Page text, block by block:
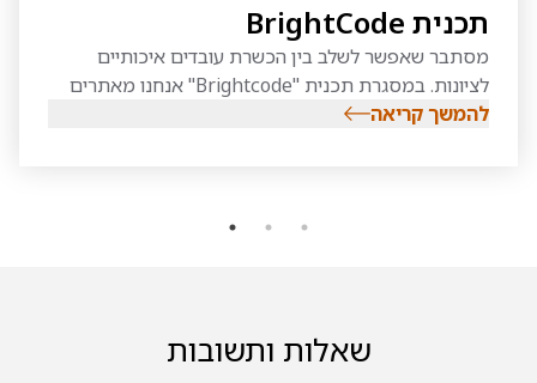
תכנית BrightCode
מסתבר שאפשר לשלב בין הכשרת עובדים איכותיים
לציונות. במסגרת תכנית "Brightcode" אנחנו מאתרים
בוגרי קולג'ים ואוניברסיטאות מובילים, בעיקר מצפון
להמשך קריאה
שאלות ותשובות